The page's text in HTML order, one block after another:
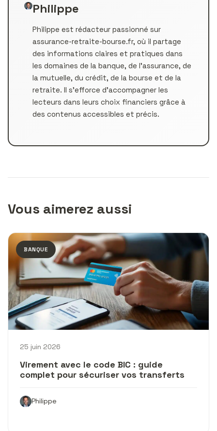
Philippe
Philippe est rédacteur passionné sur
assurance-retraite-bourse.fr, où il partage
des informations claires et pratiques dans
les domaines de la banque, de l’assurance, de
la mutuelle, du crédit, de la bourse et de la
retraite. Il s’efforce d’accompagner les
lecteurs dans leurs choix financiers grâce à
des contenus accessibles et précis.
Vous aimerez aussi
BANQUE
25 juin 2026
Virement avec le code BIC : guide
complet pour sécuriser vos transferts
Philippe